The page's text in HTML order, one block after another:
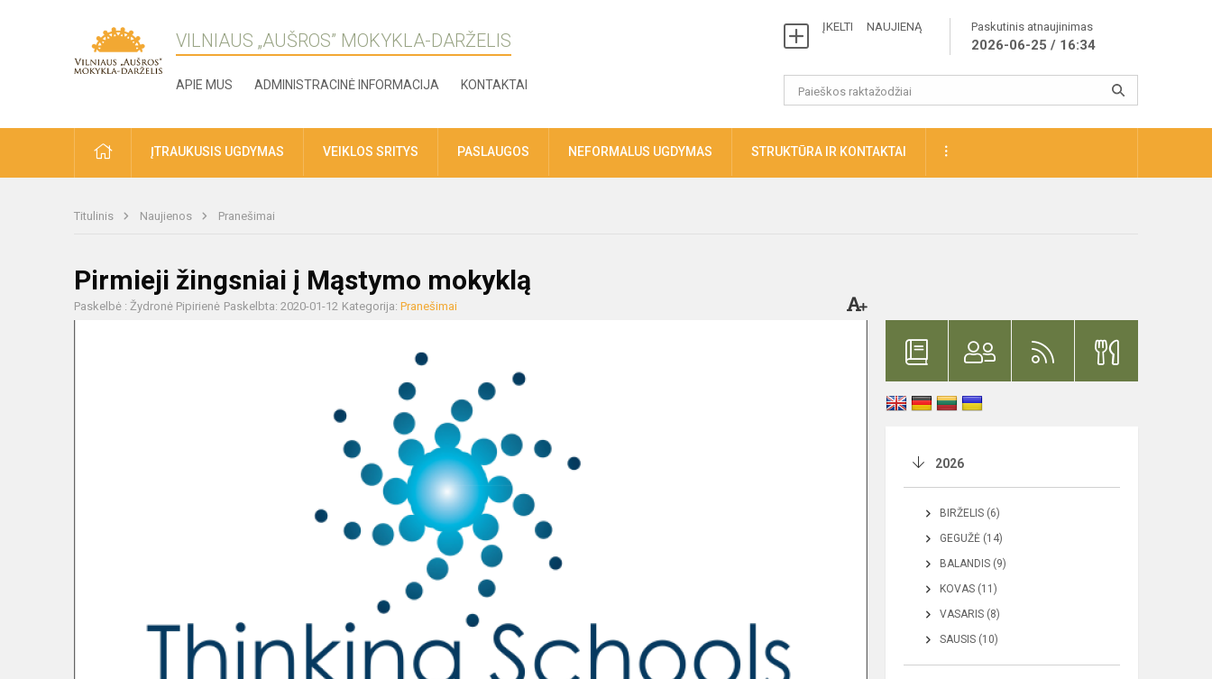
VILNIAUS „AUŠROS” MOKYKLA-DARŽELIS
APIE MUS ADMINISTRACINĖ INFORMACIJA KONTAKTAI
ĮKELTI NAUJIENĄ Paskutinis atnaujinimas
2026-06-25 / 16:34
ĮTRAUKUSIS UGDYMAS VEIKLOS SRITYS PASLAUGOS NEFORMALUS UGDYMAS STRUKTŪRA IR KONTAKTAI
Titulinis Naujienos Pranešimai
Pirmieji žingsniai į Mąstymo mokyklą
Paskelbė : Žydronė Pipirienė Paskelbta: 2020-01-12 Kategorija: Pranešimai
2026
BIRŽELIS (6)
GEGUŽĖ (14)
BALANDIS (9)
KOVAS (11)
VASARIS (8)
SAUSIS (10)